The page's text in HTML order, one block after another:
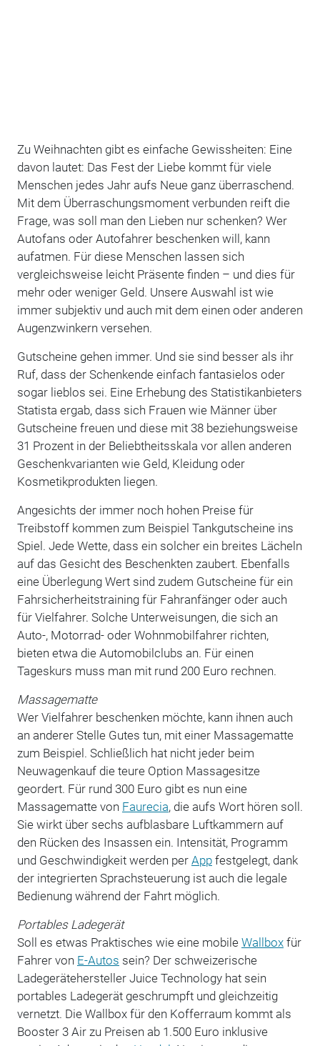
Zu Weihnachten gibt es einfache Gewissheiten: Eine
davon lautet: Das Fest der Liebe kommt für viele
Menschen jedes Jahr aufs Neue ganz überraschend.
Mit dem Überraschungsmoment verbunden reift die
Frage, was soll man den Lieben nur schenken? Wer
Autofans oder Autofahrer beschenken will, kann
aufatmen. Für diese Menschen lassen sich
vergleichsweise leicht Präsente finden – und dies für
mehr oder weniger Geld. Unsere Auswahl ist wie
immer subjektiv und auch mit dem einen oder anderen
Augenzwinkern versehen.
Gutscheine gehen immer. Und sie sind besser als ihr
Ruf, dass der Schenkende einfach fantasielos oder
sogar lieblos sei. Eine Erhebung des Statistikanbieters
Statista ergab, dass sich Frauen wie Männer über
Gutscheine freuen und diese mit 38 beziehungsweise
31 Prozent in der Beliebtheitsskala vor allen anderen
Geschenkvarianten wie Geld, Kleidung oder
Kosmetikprodukten liegen.
Angesichts der immer noch hohen Preise für
Treibstoff kommen zum Beispiel Tankgutscheine ins
Spiel. Jede Wette, dass ein solcher ein breites Lächeln
auf das Gesicht des Beschenkten zaubert. Ebenfalls
eine Überlegung Wert sind zudem Gutscheine für ein
Fahrsicherheitstraining für Fahranfänger oder auch
für Vielfahrer. Solche Unterweisungen, die sich an
Auto-, Motorrad- oder Wohnmobilfahrer richten,
bieten etwa die Automobilclubs an. Für einen
Tageskurs muss man mit rund 200 Euro rechnen.
Massagematte
Wer Vielfahrer beschenken möchte, kann ihnen auch
an anderer Stelle Gutes tun, mit einer Massagematte
zum Beispiel. Schließlich hat nicht jeder beim
Neuwagenkauf die teure Option Massagesitze
geordert. Für rund 300 Euro gibt es nun eine
Massagematte von Faurecia, die aufs Wort hören soll.
Sie wirkt über sechs aufblasbare Luftkammern auf
den Rücken des Insassen ein. Intensität, Programm
und Geschwindigkeit werden per Appfestgelegt, dank
der integrierten Sprachsteuerung ist auch die legale
Bedienung während der Fahrt möglich.
Portables Ladegerät
Soll es etwas Praktisches wie eine mobile Wallboxfür
Fahrer von E-Autos sein? Der schweizerische
Ladegerätehersteller Juice Technology hat sein
portables Ladegerät geschrumpft und gleichzeitig
vernetzt. Die Wallbox für den Kofferraum kommt als
Booster 3 Air zu Preisen ab 1.500 Euro inklusive